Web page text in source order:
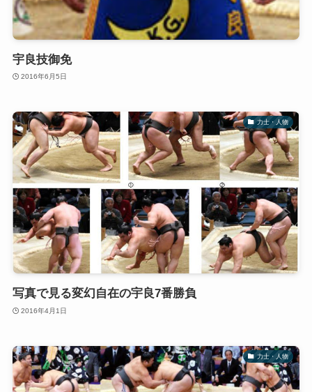
宇良技御免
2016年6月5日
力士・人物
写真で見る変幻自在の宇良7番勝負
2016年4月1日
力士・人物